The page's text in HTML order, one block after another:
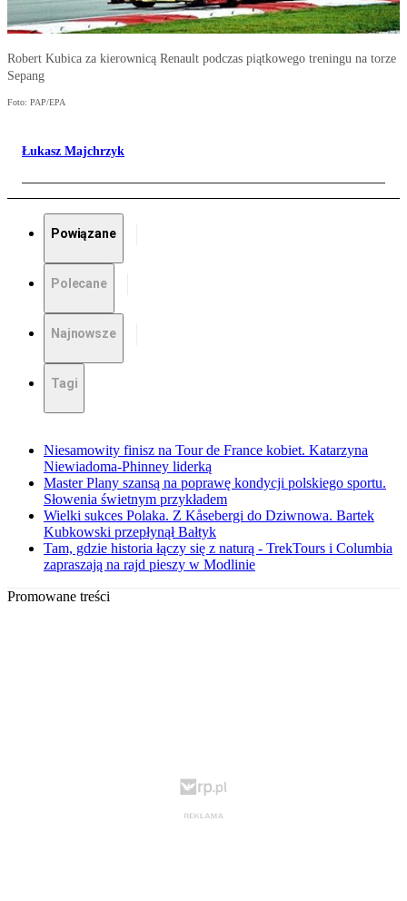
Robert Kubica za kierownicą Renault podczas piątkowego treningu na torze
Sepang
Foto: PAP/EPA
Łukasz Majchrzyk
Powiązane
Polecane
Najnowsze
Tagi
Niesamowity finisz na Tour de France kobiet. Katarzyna
Niewiadoma-Phinney liderką
Master Plany szansą na poprawę kondycji polskiego sportu.
Słowenia świetnym przykładem
Wielki sukces Polaka. Z Kåsebergi do Dziwnowa. Bartek
Kubkowski przepłynął Bałtyk
Tam, gdzie historia łączy się z naturą - TrekTours i Columbia
zapraszają na rajd pieszy w Modlinie
Promowane treści